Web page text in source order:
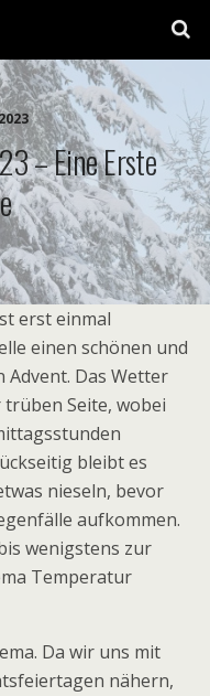
– Eine Erste
erst einmal
einen schönen und
Das Wetter
Seite, wobei
bleibt es
nieseln, bevor
aufkommen.
wenigstens zur
Temperatur
Da wir uns mit
nähern,